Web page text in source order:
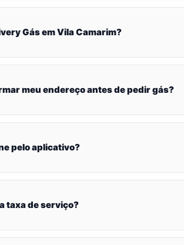
Gás em Vila Camarim?
meu endereço antes de pedir gás?
pelo aplicativo?
taxa de serviço?